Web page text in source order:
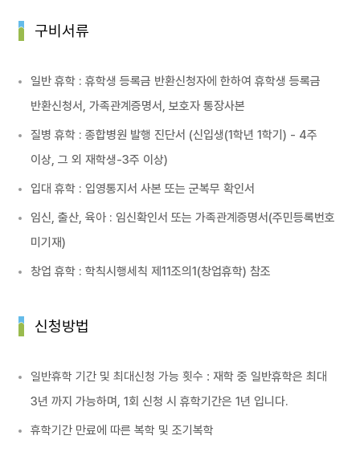
구비서류
일반 휴학 : 휴학생 등록금 반환신청자에 한하여 휴학생 등록금
반환신청서, 가족관계증명서, 보호자 통장사본
질병 휴학 : 종합병원 발행 진단서 (신입생(1학년 1학기) - 4주
이상, 그 외 재학생-3주 이상)
입대 휴학 : 입영통지서 사본 또는 군복무 확인서
임신, 출산, 육아 : 임신확인서 또는 가족관계증명서(주민등록번호
미기재)
창업 휴학 : 학칙시행세칙 제11조의1(창업휴학) 참조
신청방법
일반휴학 기간 및 최대신청 가능 횟수 : 재학 중 일반휴학은 최대
3년 까지 가능하며, 1회 신청 시 휴학기간은 1년 입니다.
휴학기간 만료에 따른 복학 및 조기복학